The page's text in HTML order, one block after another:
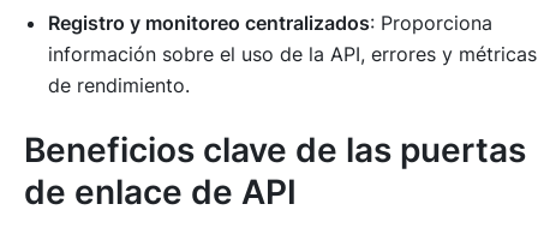
Registro y monitoreo centralizados: Proporciona
información sobre el uso de la API, errores y métricas
de rendimiento.
Beneficios clave de las puertas
de enlace de API